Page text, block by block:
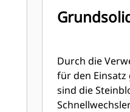
Durch die
für den
sind die